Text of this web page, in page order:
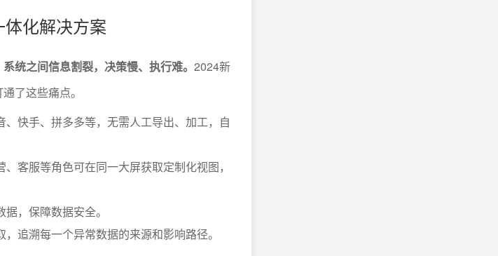
化解决方案
统之间信息割裂，决策慢、执行难。 2024新
了这些痛点。
快手、拼多多等，无需人工导出、加工，自
客服等角色可在同一大屏获取定制化视图，
，保障数据安全。
追溯每一个异常数据的来源和影响路径。